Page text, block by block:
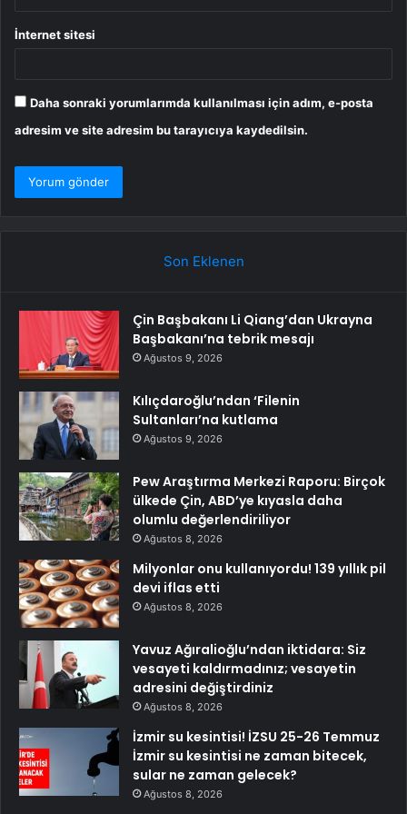
İnternet sitesi
Daha sonraki yorumlarımda kullanılması için adım, e-posta
adresim ve site adresim bu tarayıcıya kaydedilsin.
Son Eklenen
Çin Başbakanı Li Qiang’dan Ukrayna
Başbakanı’na tebrik mesajı
Ağustos 9, 2026
Kılıçdaroğlu’ndan ‘Filenin
Sultanları’na kutlama
Ağustos 9, 2026
Pew Araştırma Merkezi Raporu: Birçok
ülkede Çin, ABD’ye kıyasla daha
olumlu değerlendiriliyor
Ağustos 8, 2026
Milyonlar onu kullanıyordu! 139 yıllık pil
devi iflas etti
Ağustos 8, 2026
Yavuz Ağıralioğlu’ndan iktidara: Siz
vesayeti kaldırmadınız; vesayetin
adresini değiştirdiniz
Ağustos 8, 2026
İzmir su kesintisi! İZSU 25-26 Temmuz
İzmir su kesintisi ne zaman bitecek,
sular ne zaman gelecek?
Ağustos 8, 2026